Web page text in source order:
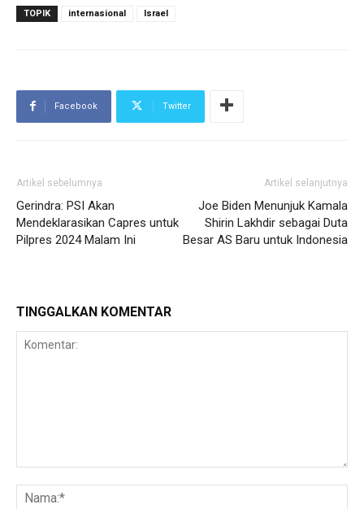
TOPIK internasional Israel
Facebook Twitter
Artikel sebelumnya
Gerindra: PSI Akan
Mendeklarasikan Capres untuk
Pilpres 2024 Malam Ini
Artikel selanjutnya
Joe Biden Menunjuk Kamala
Shirin Lakhdir sebagai Duta
Besar AS Baru untuk Indonesia
TINGGALKAN KOMENTAR